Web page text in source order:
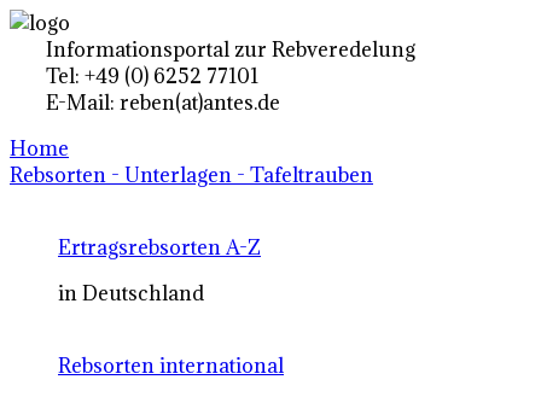
Informationsportal zur Rebveredelung
Tel: +49 (0) 6252 77101
E-Mail: reben(at)antes.de
Home
Rebsorten - Unterlagen - Tafeltrauben
Ertragsrebsorten A-Z
in Deutschland
Rebsorten international